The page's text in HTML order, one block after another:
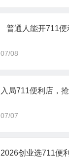
普通人能开711便
07/08
入局711便利店，
07/07
2026创业选711便